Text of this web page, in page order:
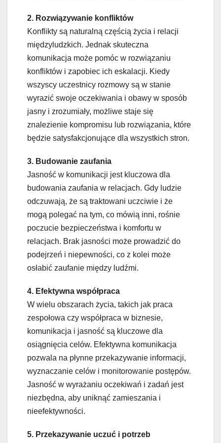
2. Rozwiązywanie konfliktów
Konflikty są naturalną częścią życia i relacji
międzyludzkich. Jednak skuteczna
komunikacja może pomóc w rozwiązaniu
konfliktów i zapobiec ich eskalacji. Kiedy
wszyscy uczestnicy rozmowy są w stanie
wyrazić swoje oczekiwania i obawy w sposób
jasny i zrozumiały, możliwe staje się
znalezienie kompromisu lub rozwiązania, które
będzie satysfakcjonujące dla wszystkich stron.
3. Budowanie zaufania
Jasność w komunikacji jest kluczowa dla
budowania zaufania w relacjach. Gdy ludzie
odczuwają, że są traktowani uczciwie i że
mogą polegać na tym, co mówią inni, rośnie
poczucie bezpieczeństwa i komfortu w
relacjach. Brak jasności może prowadzić do
podejrzeń i niepewności, co z kolei może
osłabić zaufanie między ludźmi.
4. Efektywna współpraca
W wielu obszarach życia, takich jak praca
zespołowa czy współpraca w biznesie,
komunikacja i jasność są kluczowe dla
osiągnięcia celów. Efektywna komunikacja
pozwala na płynne przekazywanie informacji,
wyznaczanie celów i monitorowanie postępów.
Jasność w wyrażaniu oczekiwań i zadań jest
niezbędna, aby uniknąć zamieszania i
nieefektywności.
5. Przekazywanie uczuć i potrzeb